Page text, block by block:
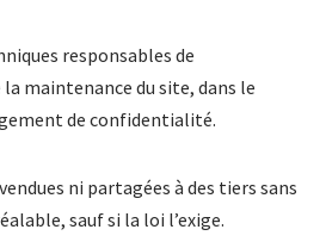
responsables de
maintenance du site, dans le
de confidentialité.
ni partagées à des tiers sans
sauf si la loi l’exige.